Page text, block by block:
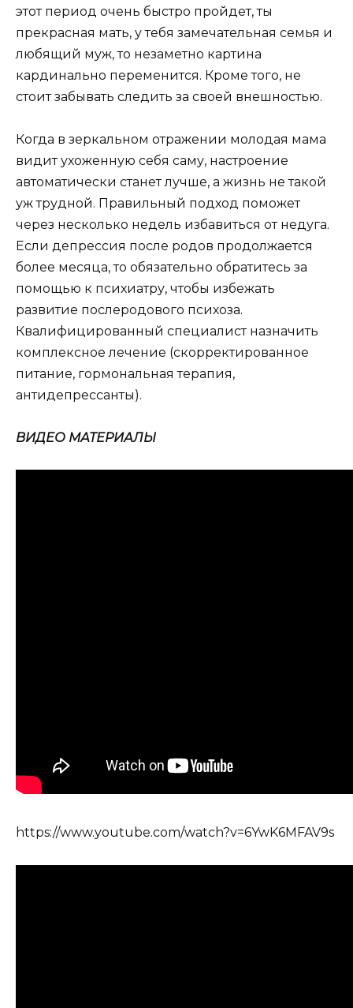
этот период очень быстро пройдет, ты
прекрасная мать, у тебя замечательная семья и
любящий муж, то незаметно картина
кардинально переменится. Кроме того, не
стоит забывать следить за своей внешностью.
Когда в зеркальном отражении молодая мама
видит ухоженную себя саму, настроение
автоматически станет лучше, а жизнь не такой
уж трудной. Правильный подход поможет
через несколько недель избавиться от недуга.
Если депрессия после родов продолжается
более месяца, то обязательно обратитесь за
помощью к психиатру, чтобы избежать
развитие послеродового психоза.
Квалифицированный специалист назначить
комплексное лечение (скорректированное
питание, гормональная терапия,
антидепрессанты).
ВИДЕО МАТЕРИАЛЫ
https://www.youtube.com/watch?v=6YwK6MFAV9s